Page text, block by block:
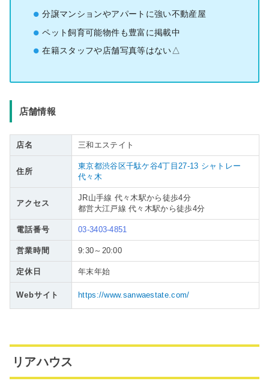
分譲マンションやアパートに強い不動産屋
ペット飼育可能物件も豊富に掲載中
在籍スタッフや店舗写真等はない△
店舗情報
店名 三和エステイト
住所
東京都渋谷区千駄ケ谷4丁目27-13 シャトレー
代々木
アクセス
JR山手線 代々木駅から徒歩4分
都営大江戸線 代々木駅から徒歩4分
電話番号 03-3403-4851
営業時間 9:30～20:00
定休日 年末年始
Webサイト https://www.sanwaestate.com/
リアハウス